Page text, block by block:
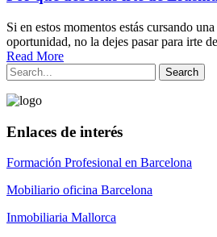
Si en estos momentos estás cursando
oportunidad, no la dejes pasar para irte
Read More
Enlaces de interés
Formación Profesional en Barcelona
Mobiliario oficina Barcelona
Inmobiliaria Mallorca